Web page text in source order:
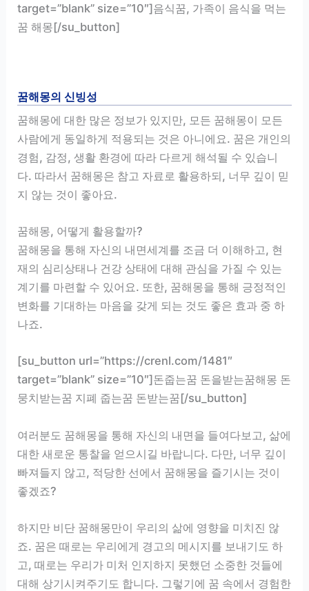
target=”blank” size=”10″]음식꿈, 가족이 음식을 먹는
꿈 해몽[/su_button]
꿈해몽의 신빙성
꿈해몽에 대한 많은 정보가 있지만, 모든 꿈해몽이 모든
사람에게 동일하게 적용되는 것은 아니에요. 꿈은 개인의
경험, 감정, 생활 환경에 따라 다르게 해석될 수 있습니
다. 따라서 꿈해몽은 참고 자료로 활용하되, 너무 깊이 믿
지 않는 것이 좋아요.
꿈해몽, 어떻게 활용할까?
꿈해몽을 통해 자신의 내면세계를 조금 더 이해하고, 현
재의 심리상태나 건강 상태에 대해 관심을 가질 수 있는
계기를 마련할 수 있어요. 또한, 꿈해몽을 통해 긍정적인
변화를 기대하는 마음을 갖게 되는 것도 좋은 효과 중 하
나죠.
[su_button url=”https://crenl.com/1481″
target=”blank” size=”10″]돈줍는꿈 돈을받는꿈해몽 돈
뭉치받는꿈 지폐 줍는꿈 돈받는꿈[/su_button]
여러분도 꿈해몽을 통해 자신의 내면을 들여다보고, 삶에
대한 새로운 통찰을 얻으시길 바랍니다. 다만, 너무 깊이
빠져들지 않고, 적당한 선에서 꿈해몽을 즐기시는 것이
좋겠죠?
하지만 비단 꿈해몽만이 우리의 삶에 영향을 미치진 않
죠. 꿈은 때로는 우리에게 경고의 메시지를 보내기도 하
고, 때로는 우리가 미처 인지하지 못했던 소중한 것들에
대해 상기시켜주기도 합니다. 그렇기에 꿈 속에서 경험한